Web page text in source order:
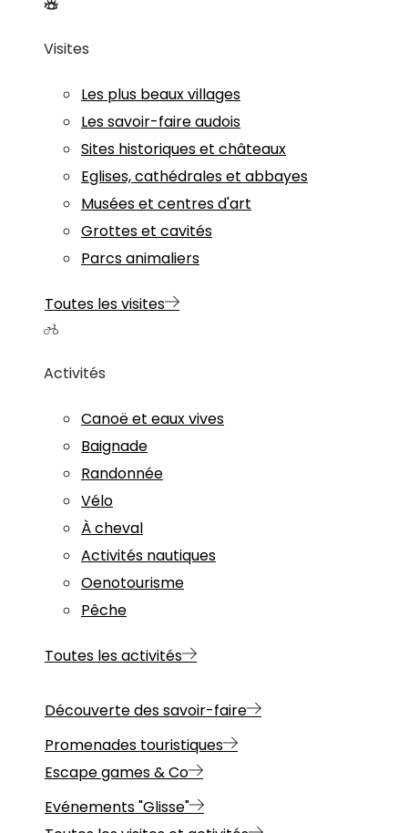
Visites
Les plus beaux villages
Les savoir-faire audois
Sites historiques et châteaux
Eglises, cathédrales et abbayes
Musées et centres d'art
Grottes et cavités
Parcs animaliers
Toutes les visites
Activités
Canoë et eaux vives
Baignade
Randonnée
Vélo
À cheval
Activités nautiques
Oenotourisme
Pêche
Toutes les activités
Découverte des savoir-faire
Promenades touristiques
Escape games & Co
Evénements "Glisse"